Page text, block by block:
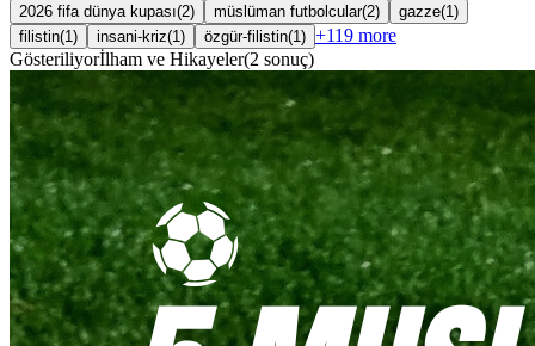
2026 fifa dünya kupası(2) müslüman futbolcular(2) gazze(1 )
filistin(1 ) insani-kriz(1 ) özgür-filistin(1 ) +119 more
Gösteriliyorİlham ve Hikayeler(2 sonuç)